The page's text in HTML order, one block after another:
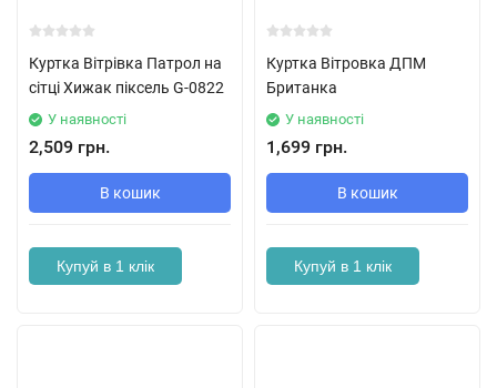
Куртка Вітрівка Патрол на
сітці Хижак піксель G-0822
У наявності
2,509 грн.
В кошик
Купуй в 1 клік
Куртка Вітровка ДПМ
Британка
У наявності
1,699 грн.
В кошик
Купуй в 1 клік